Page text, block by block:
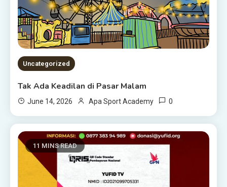
Uncategorized
Tak Ada Keadilan di Pasar Malam
June 14, 2026 Apa Sport Academy 0
11 MINS READ